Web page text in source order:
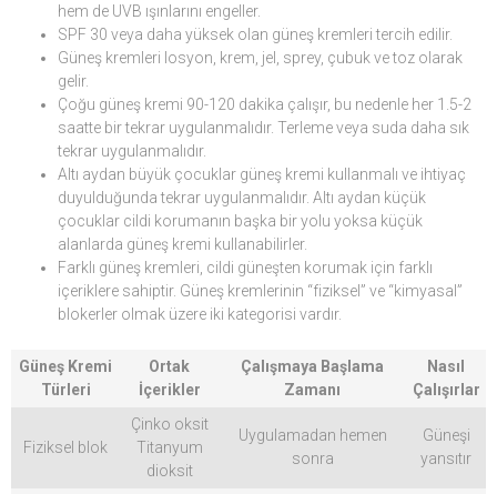
hem de UVB ışınlarını engeller.
SPF 30 veya daha yüksek olan güneş kremleri tercih edilir.
Güneş kremleri losyon, krem, jel, sprey, çubuk ve toz olarak
gelir.
Çoğu güneş kremi 90-120 dakika çalışır, bu nedenle her 1.5-2
saatte bir tekrar uygulanmalıdır. Terleme veya suda daha sık
tekrar uygulanmalıdır.
Altı aydan büyük çocuklar güneş kremi kullanmalı ve ihtiyaç
duyulduğunda tekrar uygulanmalıdır. Altı aydan küçük
çocuklar cildi korumanın başka bir yolu yoksa küçük
alanlarda güneş kremi kullanabilirler.
Farklı güneş kremleri, cildi güneşten korumak için farklı
içeriklere sahiptir. Güneş kremlerinin “fiziksel” ve “kimyasal”
blokerler olmak üzere iki kategorisi vardır.
Güneş Kremi
Türleri
Ortak
İçerikler
Çalışmaya Başlama
Zamanı
Nasıl
Çalışırlar
Fiziksel blok
Çinko oksit
Titanyum
dioksit
Uygulamadan hemen
sonra
Güneşi
yansıtır